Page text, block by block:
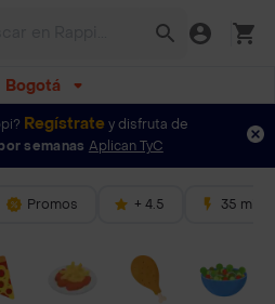
Bogotá
Regístrate y disfruta de
semanas Aplican TyC
Promos + 4.5 35 mins